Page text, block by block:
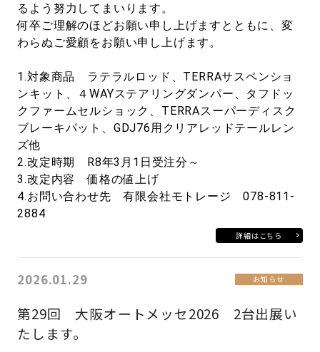
るよう努力してまいります。
何卒ご理解のほどお願い申し上げますとともに、変
わらぬご愛顧をお願い申し上げます。
1.対象商品 ラテラルロッド、TERRAサスペンショ
ンキット、４WAYステアリングダンパー、タフドッ
クファームセルショック、TERRAスーパーディスク
ブレーキパット、GDJ76用クリアレッドテールレン
ズ他
2.改定時期 R8年3月1日受注分～
3.改定内容 価格の値上げ
4.お問い合わせ先 有限会社モトレージ 078-811-
2884
詳細はこちら
2026.01.29 お知らせ
第29回 大阪オートメッセ2026 2台出展い
たします。